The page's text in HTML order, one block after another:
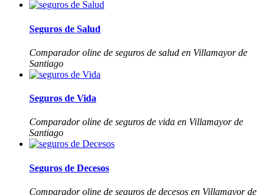
Seguros de Salud
Comparador oline de seguros de salud en Villamayor de
Santiago
Seguros de Vida
Comparador oline de seguros de vida en Villamayor de
Santiago
Seguros de Decesos
Comparador oline de seguros de decesos en Villamayor de